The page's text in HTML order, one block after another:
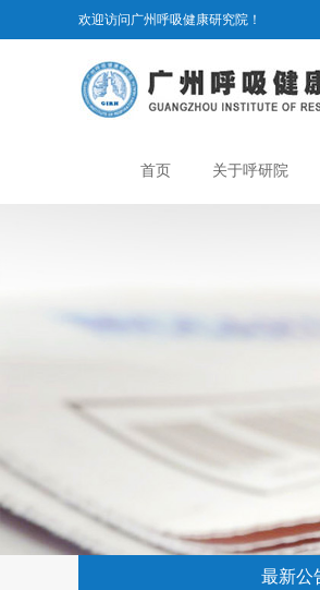
欢迎访问广州呼吸健康研究院！
首页 关于呼研院
最新公